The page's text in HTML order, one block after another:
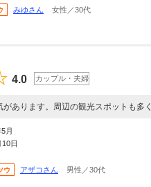
みゆさん 女性／30代
4.0 カップル・夫婦
あります。周辺の観光スポットも多
月
日
ウ アザコさん 男性／30代